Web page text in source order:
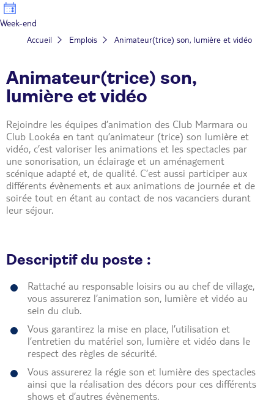
Week-end
Accueil Emplois Animateur(trice) son, lumière et vidéo
Animateur(trice) son,
lumière et vidéo
Rejoindre les équipes d’animation des Club Marmara ou
Club Lookéa en tant qu’animateur (trice) son lumière et
vidéo, c’est valoriser les animations et les spectacles par
une sonorisation, un éclairage et un aménagement
scénique adapté et, de qualité. C’est aussi participer aux
différents évènements et aux animations de journée et de
soirée tout en étant au contact de nos vacanciers durant
leur séjour.
Descriptif du poste :
Rattaché au responsable loisirs ou au chef de village,
vous assurerez l’animation son, lumière et vidéo au
sein du club.
Vous garantirez la mise en place, l’utilisation et
l’entretien du matériel son, lumière et vidéo dans le
respect des règles de sécurité.
Vous assurerez la régie son et lumière des spectacles
ainsi que la réalisation des décors pour ces différents
shows et d’autres évènements.